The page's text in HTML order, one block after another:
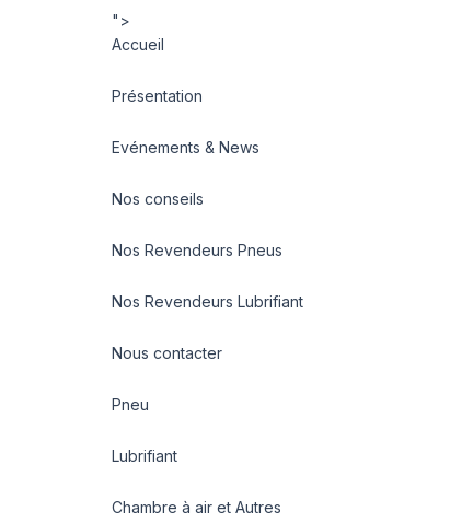
">
Accueil
Présentation
Evénements & News
Nos conseils
Nos Revendeurs Pneus
Nos Revendeurs Lubrifiant
Nous contacter
Pneu
Lubrifiant
Chambre à air et Autres